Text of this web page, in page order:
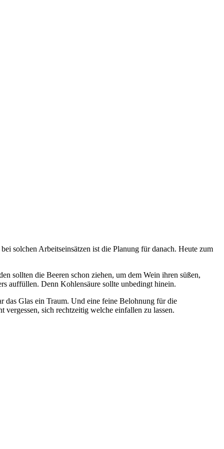
solchen Arbeitseinsätzen ist die Planung für danach. Heute zum
sollten die Beeren schon ziehen, um dem Wein ihren süßen,
auffüllen. Denn Kohlensäure sollte unbedingt hinein.
das Glas ein Traum. Und eine feine Belohnung für die
sich rechtzeitig welche einfallen zu lassen.